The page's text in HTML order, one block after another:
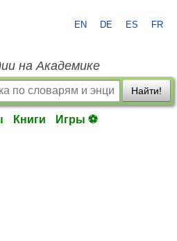
EN DE ES FR
на Академике
Найти!
Книги Игры ⚽